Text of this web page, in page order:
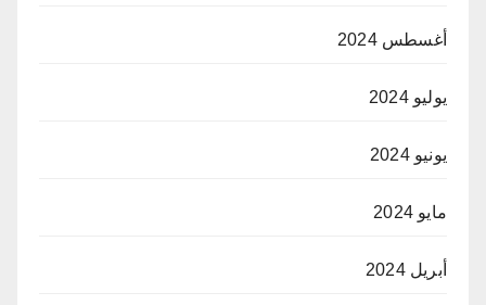
أغسطس 2024
يوليو 2024
يونيو 2024
مايو 2024
أبريل 2024